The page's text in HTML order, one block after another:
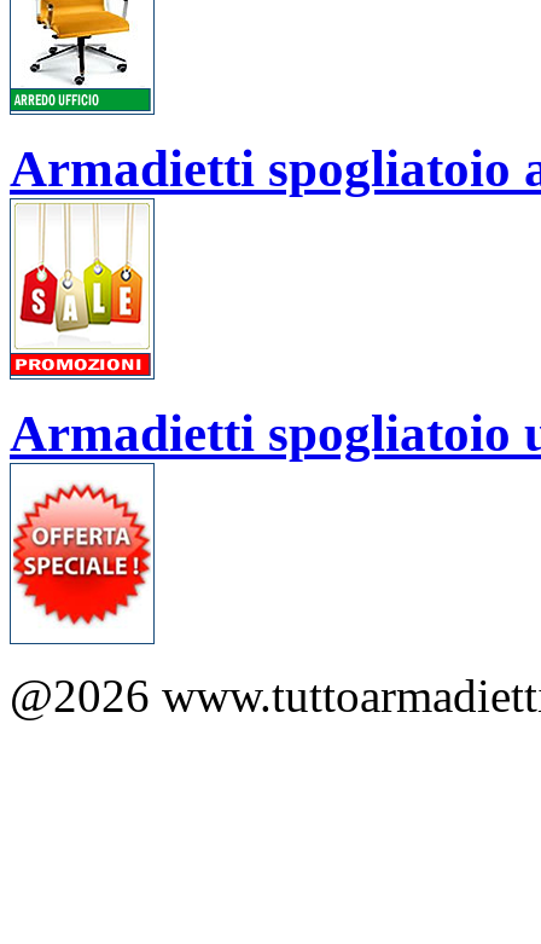
Armadietti spogliatoio
Armadietti spogliatoio
@2026